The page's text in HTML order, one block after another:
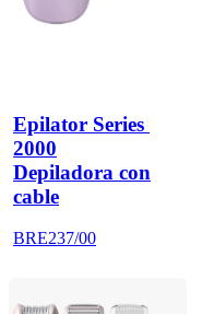
Epilator Series
2000
Depiladora con
cable
BRE237/00